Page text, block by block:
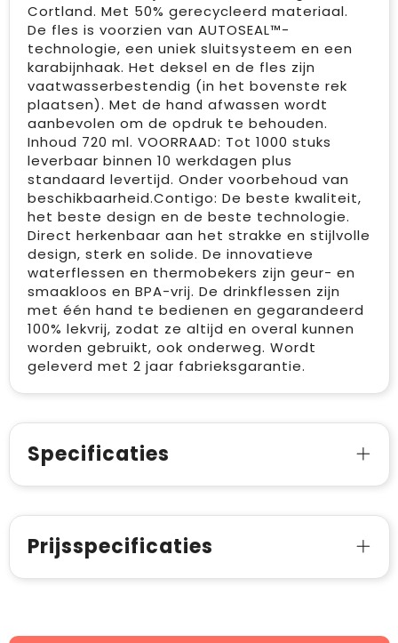
Cortland. Met 50% gerecycleerd materiaal.
De fles is voorzien van AUTOSEAL™-
technologie, een uniek sluitsysteem en een
karabijnhaak. Het deksel en de fles zijn
vaatwasserbestendig (in het bovenste rek
plaatsen). Met de hand afwassen wordt
aanbevolen om de opdruk te behouden.
Inhoud 720 ml. VOORRAAD: Tot 1000 stuks
leverbaar binnen 10 werkdagen plus
standaard levertijd. Onder voorbehoud van
beschikbaarheid.Contigo: De beste kwaliteit,
het beste design en de beste technologie.
Direct herkenbaar aan het strakke en stijlvolle
design, sterk en solide. De innovatieve
waterflessen en thermobekers zijn geur- en
smaakloos en BPA-vrij. De drinkflessen zijn
met één hand te bedienen en gegarandeerd
100% lekvrij, zodat ze altijd en overal kunnen
worden gebruikt, ook onderweg. Wordt
geleverd met 2 jaar fabrieksgarantie.
Specificaties
Prijsspecificaties